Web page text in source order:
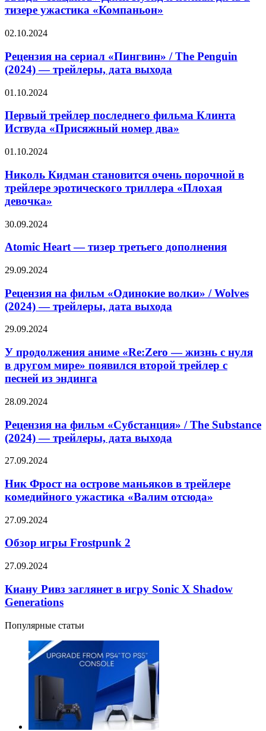
Megalights
Куэйд
и
дичь
тизере
ужастика
тизере ужастика «Компаньон»
Рецензия
сериал
«Пингвин»
/
Penguin
—
трейлеры,
выхода
02.10.2024
Рецензия на сериал «Пингвин» / The Penguin
(2024) — трейлеры, дата выхода
Первый
последнего
фильма
Клинта
«Присяжный
два»
01.10.2024
Первый трейлер последнего фильма Клинта
Иствуда «Присяжный номер два»
Николь
становится
очень
порочной
в
эротического
«Плохая
01.10.2024
Николь Кидман становится очень порочной в
трейлере эротического триллера «Плохая
девочка»
Atomic
—
третьего
30.09.2024
Atomic Heart — тизер третьего дополнения
Рецензия
фильм
«Одинокие
волки»
Wolves
—
трейлеры,
дата
29.09.2024
Рецензия на фильм «Одинокие волки» / Wolves
(2024) — трейлеры, дата выхода
У
аниме
«Re:Zero
—
жизнь
нуля
другом
мире»
появился
второй
с
песней
из
29.09.2024
У продолжения аниме «Re:Zero — жизнь с нуля
в другом мире» появился второй трейлер с
песней из эндинга
Рецензия
фильм
«Субстанция»
/
Substance
—
трейлеры,
выхода
28.09.2024
Рецензия на фильм «Субстанция» / The Substance
(2024) — трейлеры, дата выхода
Ник
на
острове
маньяков
трейлере
ужастика
отсюда»
27.09.2024
Ник Фрост на острове маньяков в трейлере
комедийного ужастика «Валим отсюда»
Обзор
Frostpunk
27.09.2024
Обзор игры Frostpunk 2
Киану
заглянет
в
игру
X
Shadow
Generations
27.09.2024
Киану Ривз заглянет в игру Sonic X Shadow
Generations
Популярные статьи